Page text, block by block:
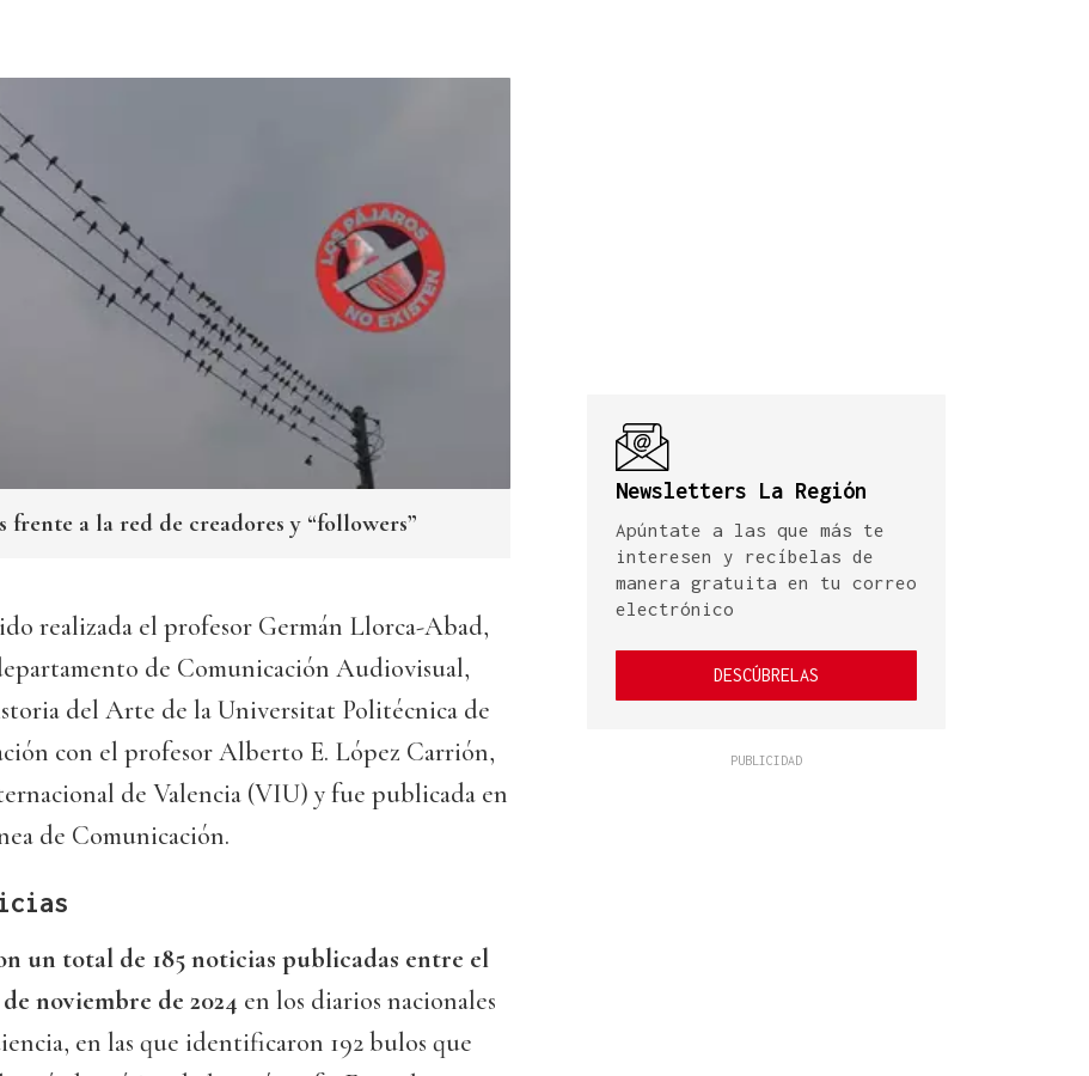
frente a la red de creadores y “followers”
realizada el profesor Germán Llorca-Abad,
de Comunicación Audiovisual,
del Arte de la Universitat Politécnica de
con el profesor Alberto E. López Carrión,
de Valencia (VIU) y fue publicada en
de Comunicación.
un total de 185 noticias publicadas entre el
noviembre de 2024 en los diarios nacionales
en las que identificaron 192 bulos que
Newsletters La Región
Apúntate a las que más te
interesen y recíbelas de
manera gratuita en tu correo
electrónico
DESCÚBRELAS